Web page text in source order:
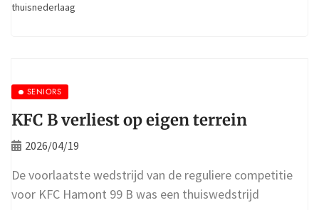
thuisnederlaag
SENIORS
KFC B verliest op eigen terrein
2026/04/19
De voorlaatste wedstrijd van de reguliere competitie
voor KFC Hamont 99 B was een thuiswedstrijd